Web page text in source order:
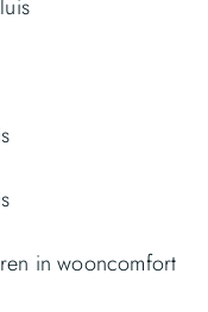
in wooncomfort